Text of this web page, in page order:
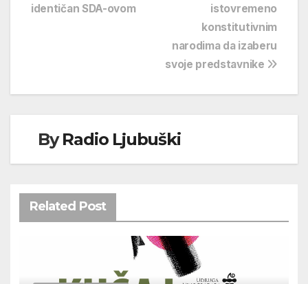
istovremeno
konstitutivnim
narodima da izaberu
svoje predstavnike
identičan SDA-ovom
ByRadio Ljubuški
Related Post